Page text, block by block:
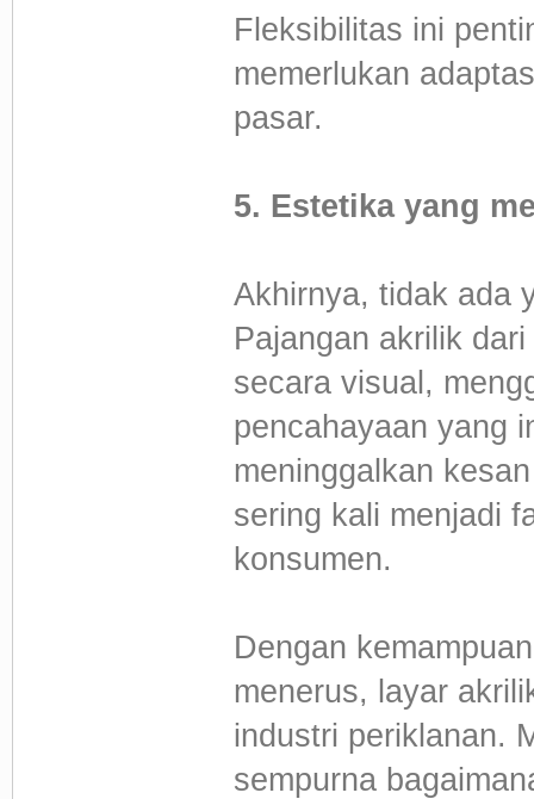
Fleksibilitas ini
memerlukan
pasar.
5. Estetika yang
Akhirnya, tidak ada
Pajangan akrilik
secara visual,
pencahayaan yang
meninggalkan
sering kali menjadi
konsumen.
Dengan
menerus, layar
industri periklanan.
sempurna